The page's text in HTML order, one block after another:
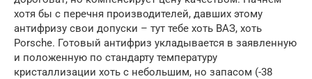
хотя бы с перечня производителей, давших этому
антифризу свои допуски – тут тебе хоть ВАЗ, хоть
Porsche. Готовый антифриз укладывается в заявленную
и положенную по стандарту температуру
кристаллизации хоть с небольшим, но запасом (-38